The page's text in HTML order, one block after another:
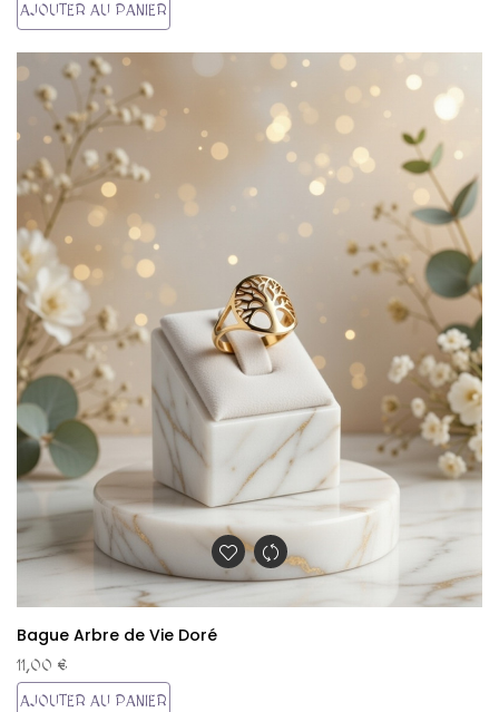
AJOUTER AU PANIER
Bague Arbre de Vie Doré
11,00 €
AJOUTER AU PANIER